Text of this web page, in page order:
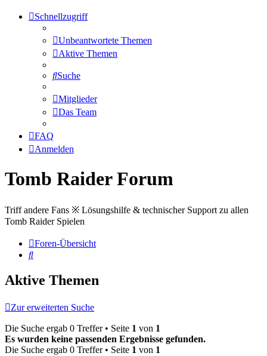
Schnellzugriff
Unbeantwortete Themen
Aktive Themen
Suche
Mitglieder
Das Team
FAQ
Anmelden
Tomb Raider Forum
Triff andere Fans ※ Lösungshilfe & technischer Support zu allen
Tomb Raider Spielen
Foren-Übersicht
Suche
Aktive Themen
Zur erweiterten Suche
Die Suche ergab 0 Treffer • Seite 1 von 1
Es wurden keine passenden Ergebnisse gefunden.
Die Suche ergab 0 Treffer • Seite 1 von 1